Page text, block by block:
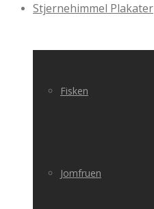
Stjernehimmel Plakater
Fisken
Jomfruen